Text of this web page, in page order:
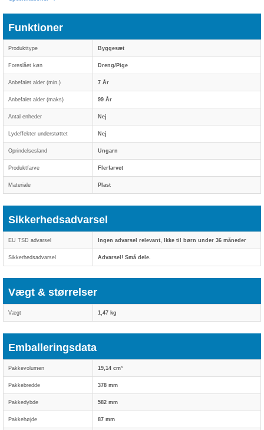
Funktioner
Produkttype Byggesæt
Foreslået køn Dreng/Pige
Anbefalet alder (min.) 7 År
Anbefalet alder (maks) 99 År
Antal enheder Nej
Lydeffekter understøttet Nej
Oprindelsesland Ungarn
Produktfarve Flerfarvet
Materiale Plast
Sikkerhedsadvarsel
EU TSD advarsel Ingen advarsel relevant, Ikke til børn under 36 måneder
Sikkerhedsadvarsel Advarsel! Små dele.
Vægt & størrelser
Vægt 1,47 kg
Emballeringsdata
Pakkevolumen 19,14 cm³
Pakkebredde 378 mm
Pakkedybde 582 mm
Pakkehøjde 87 mm